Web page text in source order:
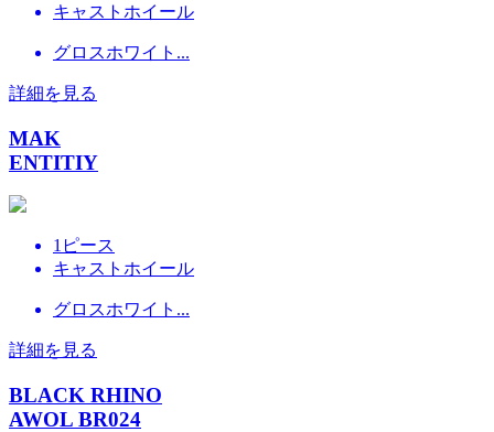
キャストホイール
グロスホワイト...
詳細を見る
MAK
ENTITIY
1ピース
キャストホイール
グロスホワイト...
詳細を見る
BLACK RHINO
AWOL BR024